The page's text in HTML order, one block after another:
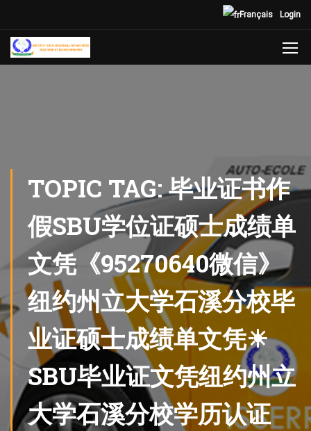
Login
Français
TOPIC TAG: 毕业证书作
假SBU学位证硕士成绩单
文凭《95270640微信》
纽约州立大学石溪分校毕
业证硕士成绩单文凭☀
SBU毕业证文凭纽约州立
大学石溪分校学历认证